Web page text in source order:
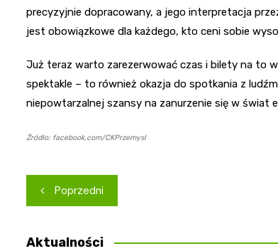
precyzyjnie dopracowany, a jego interpretacja
jest obowiązkowe dla każdego, kto ceni sobie
Już teraz warto zarezerwować czas i bilety na to
spektakle – to również okazja do spotkania z
niepowtarzalnej szansy na zanurzenie się w świat
Źródło: facebook.com/CKPrzemysl
Nawigacja
wpisu
Poprzedni
Aktualności